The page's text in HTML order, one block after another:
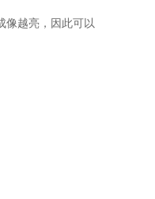
像越亮，因此可以